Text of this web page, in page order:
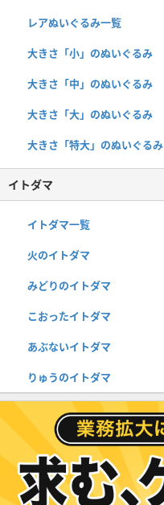
レアぬいぐるみ一覧
大きさ「小」のぬいぐるみ
大きさ「中」のぬいぐるみ
大きさ「大」のぬいぐるみ
大きさ「特大」のぬいぐるみ
イトダマ
イトダマ一覧
火のイトダマ
みどりのイトダマ
こおったイトダマ
あぶないイトダマ
りゅうのイトダマ